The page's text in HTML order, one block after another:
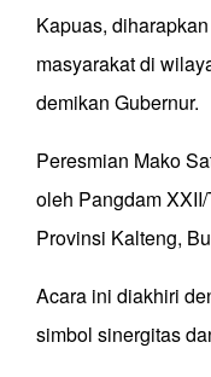
Kapuas,
masyarakat di
demikan Gubernur.
Peresmian Mako
oleh Pangdam
Provinsi Kalteng,
Acara ini diakhiri
simbol sinergitas